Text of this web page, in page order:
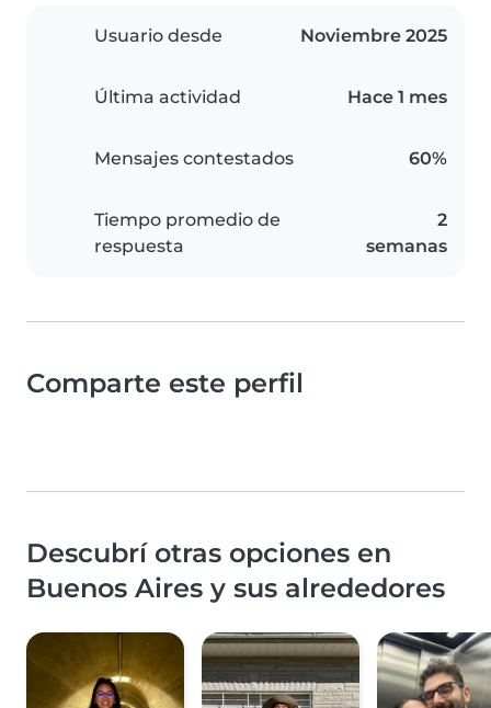
Usuario desde Noviembre 2025
Última actividad Hace 1 mes
Mensajes contestados 60%
Tiempo promedio de
respuesta
2
semanas
Comparte este perfil
Descubrí otras opciones en
Buenos Aires y sus alrededores